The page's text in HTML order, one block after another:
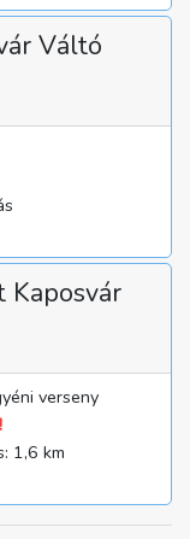
Váltó
Kaposvár
verseny
1,6 km